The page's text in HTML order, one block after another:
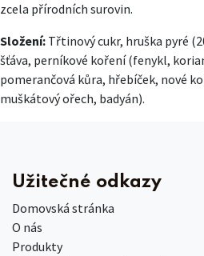
zcela přírodních surovin.
Složení: Třtinový cukr, hruška pyré
šťáva, perníkové koření (fenykl,
pomerančová kůra, hřebíček, nové
muškátový ořech, badyán).
Užitečné odkazy
Domovská stránka
O nás
Produkty